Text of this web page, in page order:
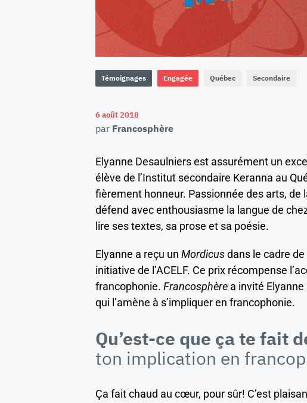
Témoignages Engagée Québec Secondaire
6 août 2018
par Francosphère
Elyanne Desaulniers est assurément un
élève de l’Institut secondaire Keranna au
fièrement honneur. Passionnée des arts,
défend avec enthousiasme la langue de
lire ses textes, sa prose et sa poésie.
Elyanne a reçu un Mordicusdans le cadre
initiative de l’ACELF. Ce prix récompense
francophonie. Francosphère a invité
qui l’amène à s’impliquer en francophonie.
Qu’est-ce que ça te fait
ton implication en
Ça fait chaud au cœur, pour sûr! C’est